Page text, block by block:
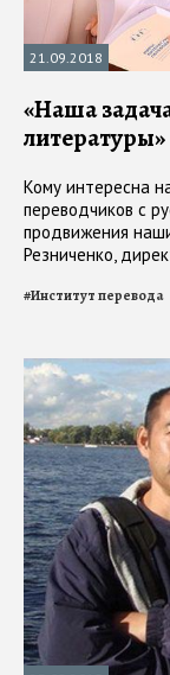
21.09.2018
«Наша
литературы»
Кому интересна
переводчиков с
продвижения
Резниченко,
#Институт перевода